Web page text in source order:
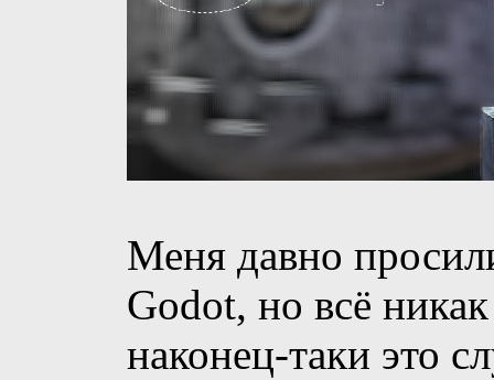
Меня давно
Godot, но всё
наконец-таки это